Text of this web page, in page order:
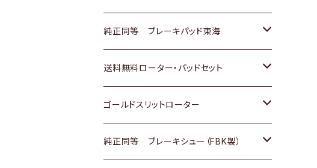
スバル
日野
三菱ふそう
ＢＭＷ
三菱
日野
三菱ふそう
日野
三菱ふそう
その他
マツダ
三菱
スバル
いすゞ
ダイハツ
マツダ
三菱
ダイハツ
マツダ
三菱
スズキ
日産
ダイハツ
マツダ
ホンダ
スズキ
日産
いすゞ
トヨタ
ホンダ
スズキ
日産
純正同等 ブレーキパッド東海
トヨタ
ホンダ
日産
送料無料ローター・パッドセット
トヨタ
ホンダ
ゴールドスリットローター
トヨタ
純正同等 ブレーキシュー（FBK製）